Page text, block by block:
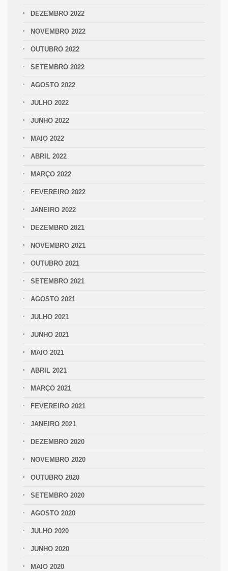
DEZEMBRO 2022
NOVEMBRO 2022
OUTUBRO 2022
SETEMBRO 2022
AGOSTO 2022
JULHO 2022
JUNHO 2022
MAIO 2022
ABRIL 2022
MARÇO 2022
FEVEREIRO 2022
JANEIRO 2022
DEZEMBRO 2021
NOVEMBRO 2021
OUTUBRO 2021
SETEMBRO 2021
AGOSTO 2021
JULHO 2021
JUNHO 2021
MAIO 2021
ABRIL 2021
MARÇO 2021
FEVEREIRO 2021
JANEIRO 2021
DEZEMBRO 2020
NOVEMBRO 2020
OUTUBRO 2020
SETEMBRO 2020
AGOSTO 2020
JULHO 2020
JUNHO 2020
MAIO 2020